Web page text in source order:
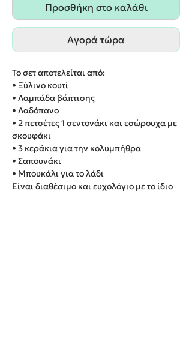
Προσθήκη στο καλάθι
Αγορά τώρα
Το σετ αποτελείται από:
• Ξύλινο κουτί
• Λαμπάδα βάπτισης
• Λαδόπανο
• 2 πετσέτες 1 σεντονάκι και εσώρουχα με
σκουφάκι
• 3 κεράκια για την κολυμπήθρα
• Σαπουνάκι
• Μπουκάλι για το λάδι
Είναι διαθέσιμο και ευχολόγιο με το ίδιο